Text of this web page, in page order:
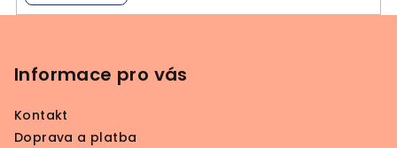
Informace pro vás
Kontakt
Doprava a platba